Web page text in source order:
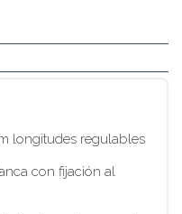
longitudes regulables
con fijación al